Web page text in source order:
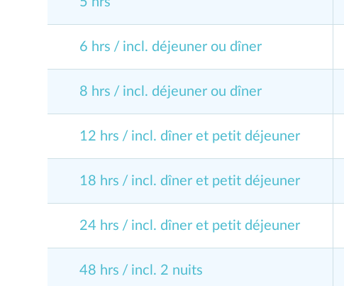
6 hrs / incl. déjeuner ou dîner
8 hrs / incl. déjeuner ou dîner
12 hrs / incl. dîner et petit déjeuner
18 hrs / incl. dîner et petit déjeuner
24 hrs / incl. dîner et petit déjeuner
48 hrs / incl. 2 nuits